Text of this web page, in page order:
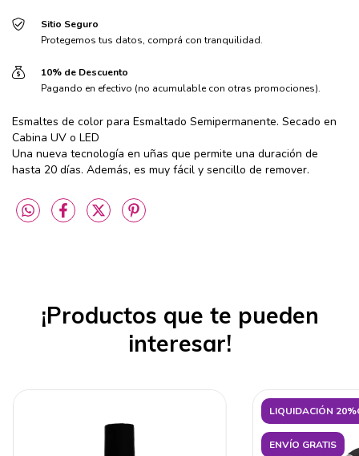
Sitio Seguro
Protegemos tus datos, comprá con tranquilidad.
10% de Descuento
Pagando en efectivo (no acumulable con otras promociones).
Esmaltes de color para Esmaltado Semipermanente. Secado en
Cabina UV o LED
Una nueva tecnología en uñas que permite una duración de
hasta 20 días. Además, es muy fácil y sencillo de remover.
¡Productos que te pueden
interesar!
LIQUIDACIÓN
ENVÍO GRATIS